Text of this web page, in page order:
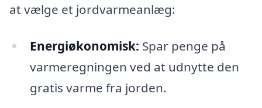
at vælge et jordvarmeanlæg:
Energiøkonomisk: Spar penge på
varmeregningen ved at udnytte den
gratis varme fra jorden.